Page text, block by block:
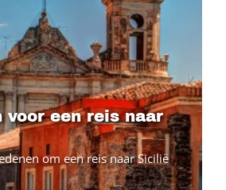
voor een reis naar
om een reis naar Sicilië